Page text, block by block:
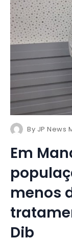
By JP News
Em
menos
Dib